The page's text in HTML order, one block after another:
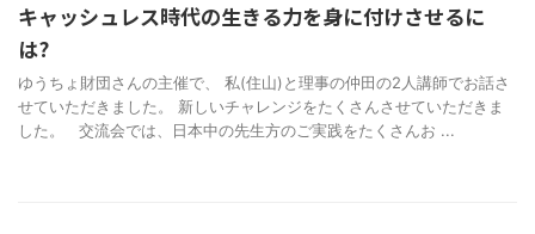
キャッシュレス時代の生きる力を身に付けさせるに
は?
ゆうちょ財団さんの主催で、 私(住山)と理事の仲田の2人講師でお話さ
せていただきました。 新しいチャレンジをたくさんさせていただきま
した。 交流会では、日本中の先生方のご実践をたくさんお ...